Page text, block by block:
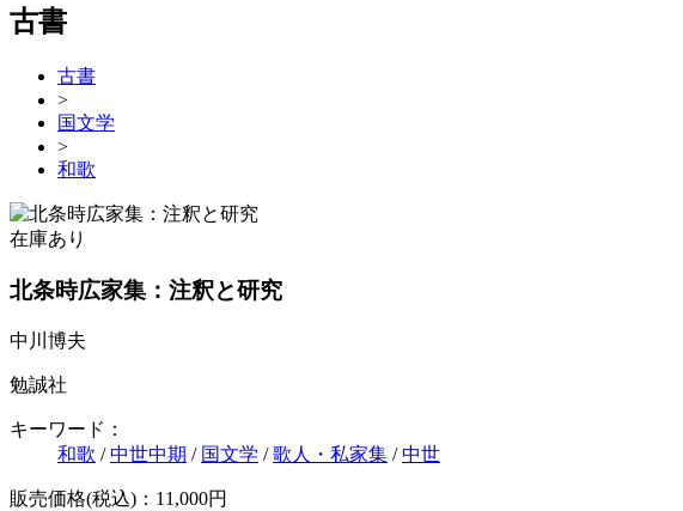
古書
古書
>
国文学
>
和歌
在庫あり
北条時広家集：注釈と研究
中川博夫
勉誠社
キーワード：
和歌 /中世中期 / 国文学 /歌人・私家集 /中世
販売価格(税込)：11,000円